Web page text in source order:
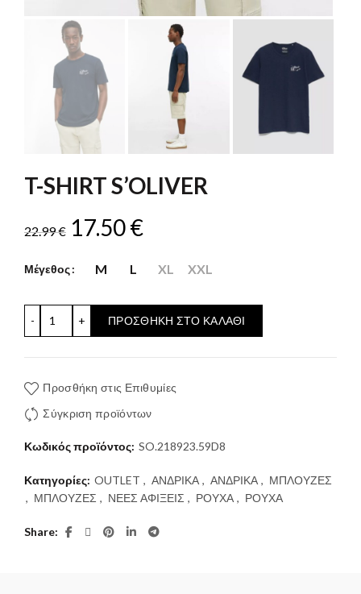
T-SHIRT S’OLIVER
22.99€ Original
price
was:
22.99 €.
17.50€Η
τρέχουσα
τιμή
είναι:
Μέγεθος M L XL XXL
ΠΡΟΣΘΉΚΗ ΣΤΟ ΚΑΛΆΘΙ
Προσθήκη στις Επιθυμίες
Σύγκριση προϊόντων
Κωδικός προϊόντος: SO.218923.59D8
Κατηγορίες: OUTLET , ΑΝΔΡΙΚΑ , ΑΝΔΡΙΚΑ , ΜΠΛΟΥΖΕΣ
, ΜΠΛΟΥΖΕΣ , ΝΕΕΣ ΑΦΙΞΕΙΣ , ΡΟΥΧΑ , ΡΟΥΧΑ
Share